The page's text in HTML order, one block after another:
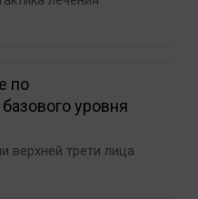
по
уровня
верхней трети лица